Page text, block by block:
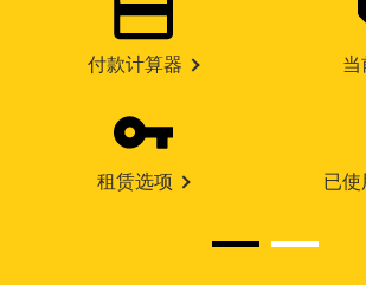
付款计算器 当
租赁选项 已使